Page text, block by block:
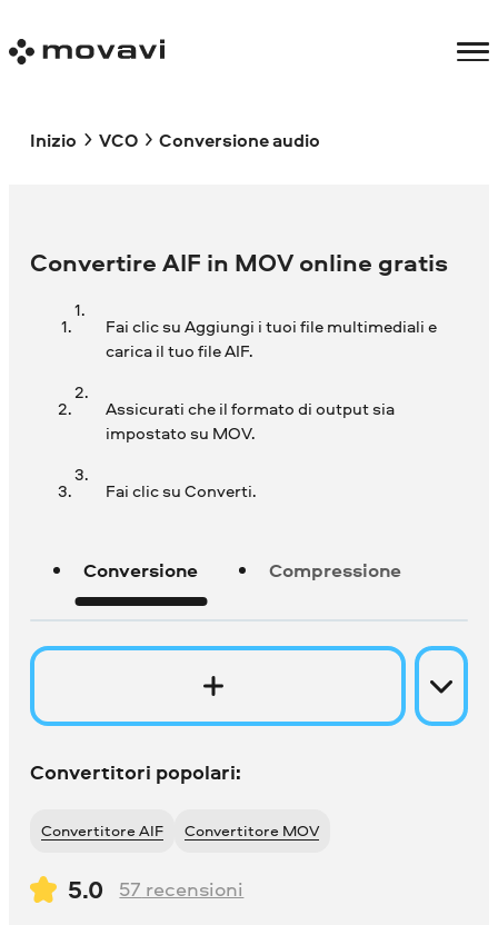
Inizio VCO Conversione audio
Convertire AIF in MOV online gratis
Fai clic su Aggiungi i tuoi file multimediali e
carica il tuo file AIF.
Assicurati che il formato di output sia
impostato su MOV.
Fai clic su Converti.
Conversione Compressione
Convertitori popolari:
Convertitore AIF Convertitore MOV
5.0 57 recensioni